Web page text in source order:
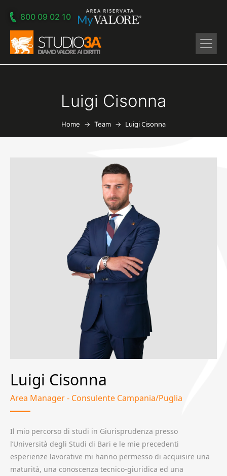
800 09 02 10
Luigi Cisonna
Home → Team → Luigi Cisonna
Luigi Cisonna
Area Manager - Consulente Campania/Puglia
Il mio percorso di studi in Giurisprudenza presso
l’Università degli Studi di Bari e le mie precedenti
esperienze lavorative mi hanno permesso di acquisire una
maturità, una conoscenza tecnico-giuridica ed una